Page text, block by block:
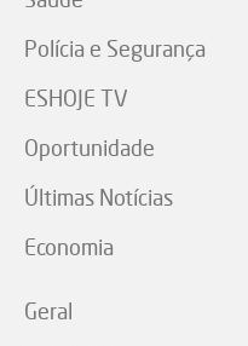
Polícia e Segurança
ESHOJE TV
Oportunidade
Últimas Notícias
Economia
Geral